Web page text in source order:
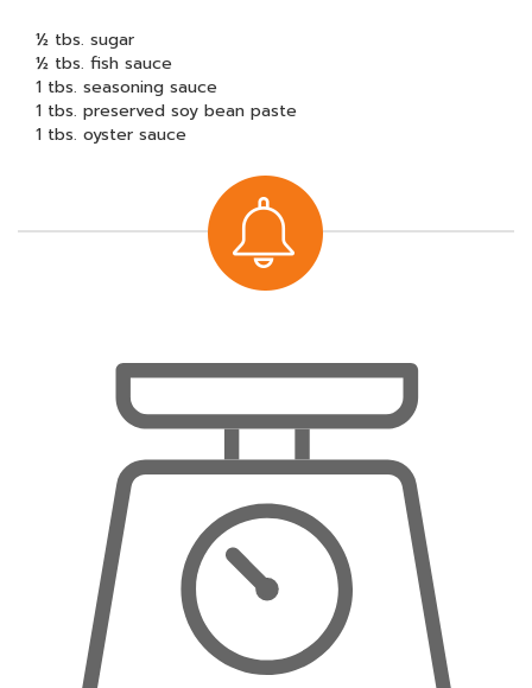
½ tbs. sugar
½ tbs. fish sauce
1 tbs. seasoning sauce
1 tbs. preserved soy bean paste
1 tbs. oyster sauce